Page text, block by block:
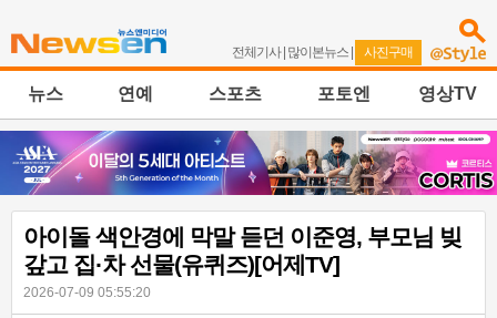
전체기사| 많이본뉴스 | 사진구매
뉴스 연예 스포츠 포토엔 영상TV
아이돌 색안경에 막말 듣던 이준영, 부모님 빚
갚고 집·차 선물(유퀴즈)[어제TV]
2026-07-09 05:55:20